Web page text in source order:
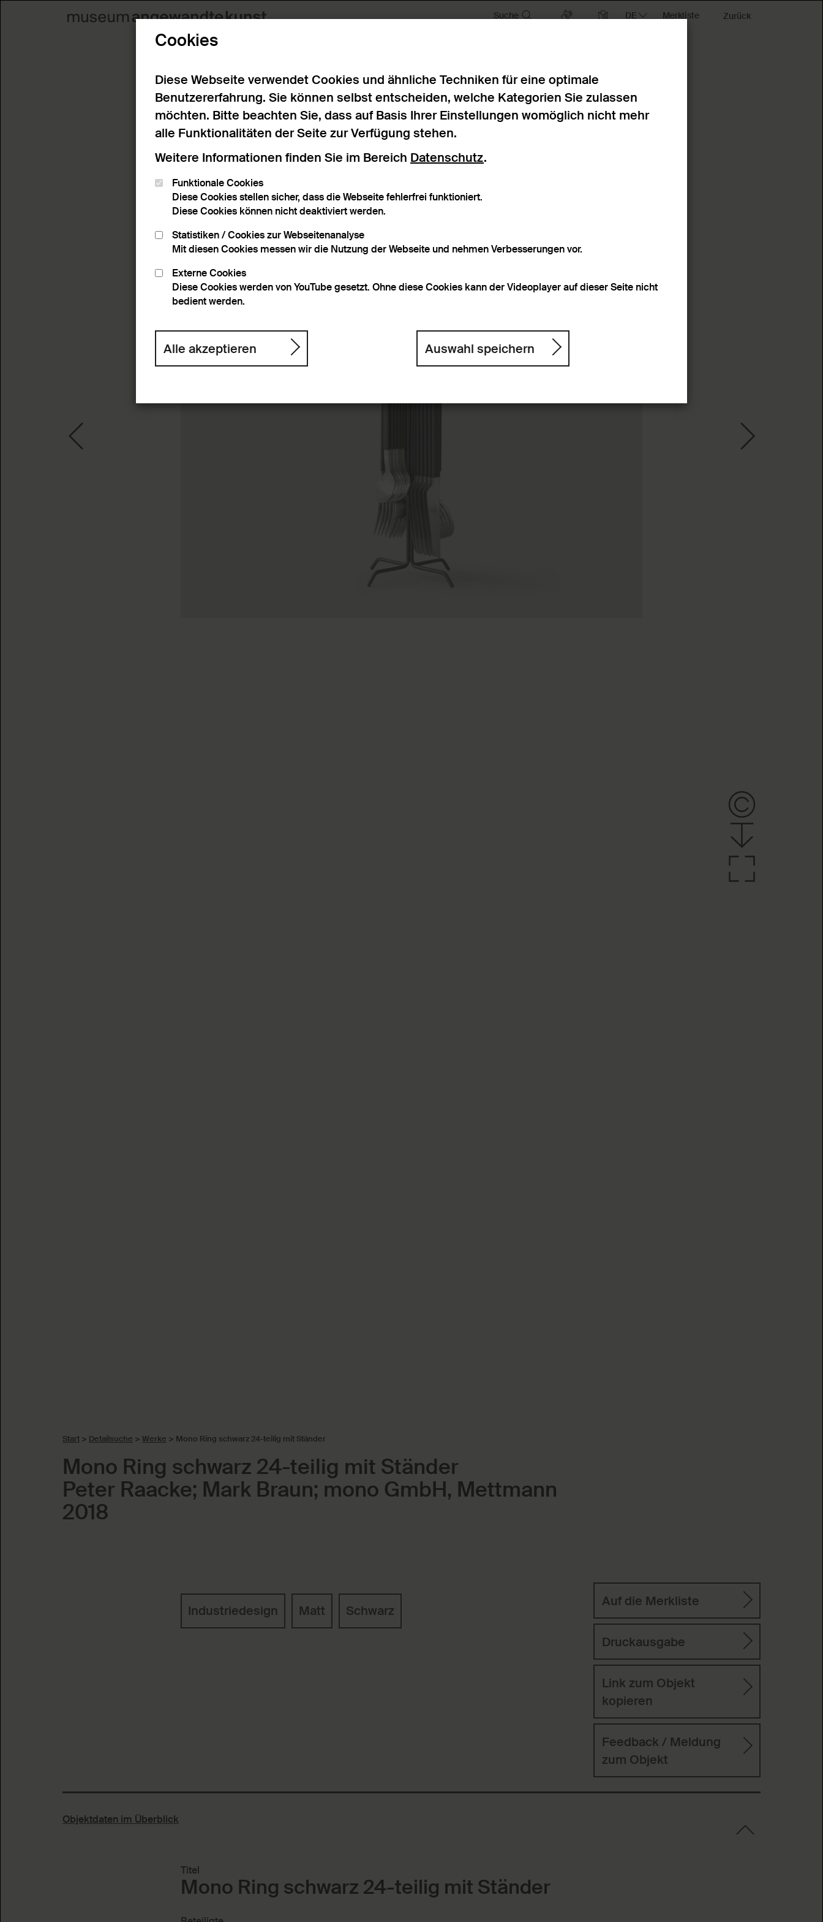
Suche Merkliste Zurück
Start > Detailsuche > Werke > Mono Ring schwarz 24-teilig mit Ständer
Mono Ring schwarz 24-teilig mit Ständer
Peter Raacke; Mark Braun; mono GmbH, Mettmann
2018
Schlagworte
Industriedesign Matt Schwarz
Auf die Merkliste
Druckausgabe
Link zum Objekt
kopieren
Feedback / Meldung
zum Objekt
Objektdaten im Überblick
Titel
Mono Ring schwarz 24-teilig mit Ständer
Cookies
Diese Webseite verwendet Cookies und ähnliche Techniken für eine optimale
Benutzererfahrung. Sie können selbst entscheiden, welche Kategorien Sie zulassen
möchten. Bitte beachten Sie, dass auf Basis Ihrer Einstellungen womöglich nicht mehr
alle Funktionalitäten der Seite zur Verfügung stehen.
Weitere Informationen finden Sie im Bereich Datenschutz.
Funktionale Cookies
Diese Cookies stellen sicher, dass die Webseite fehlerfrei funktioniert.
Diese Cookies können nicht deaktiviert werden.
Statistiken / Cookies zur Webseitenanalyse
Mit diesen Cookies messen wir die Nutzung der Webseite und nehmen Verbesserungen vor.
Externe Cookies
Diese Cookies werden von YouTube gesetzt. Ohne diese Cookies kann der Videoplayer auf dieser Seite nicht
bedient werden.
Alle akzeptieren Auswahl speichern